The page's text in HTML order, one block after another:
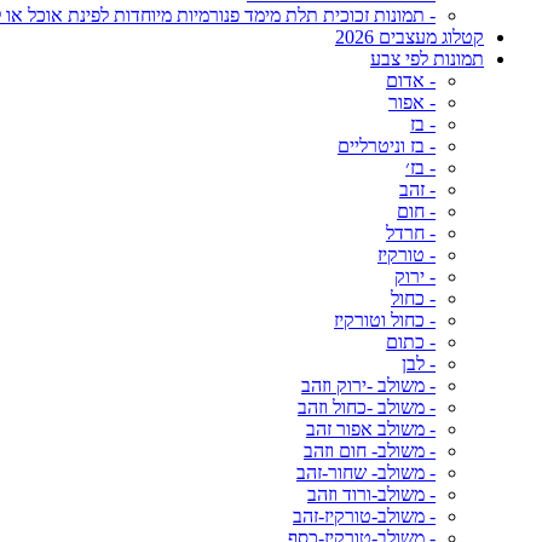
- תמונות זכוכית תלת מימד פנורמיות מיוחדות לפינת אוכל או
קטלוג מעצבים 2026
תמונות לפי צבע
- אדום
- אפור
- בז
- בז וניטרליים
- בז׳
- זהב
- חום
- חרדל
- טורקיז
- ירוק
- כחול
- כחול וטורקיז
- כתום
- לבן
- משולב -ירוק וזהב
- משולב -כחול וזהב
- משולב אפור זהב
- משולב- חום וזהב
- משולב- שחור-זהב
- משולב-ורוד וזהב
- משולב-טורקיז-זהב
- משולב-טורקיז-כסף